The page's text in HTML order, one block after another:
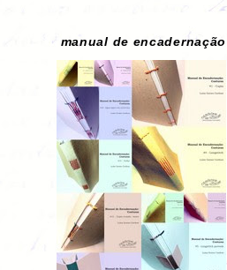
manual de encadernação